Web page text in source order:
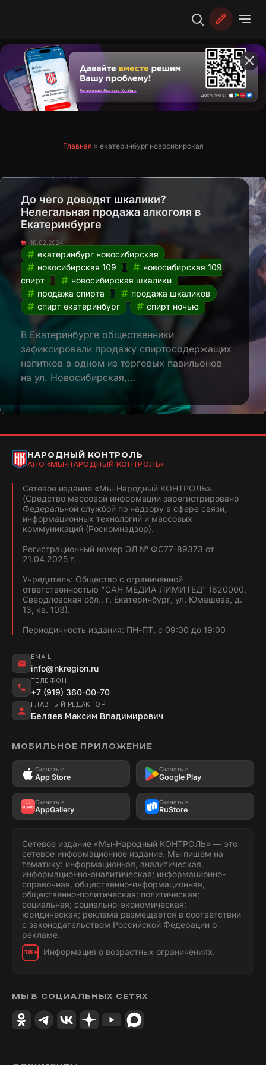
Главная » екатеринбург новосибирская
До чего доводят шкалики?
Нелегальная продажа алкоголя в
Екатеринбурге
16.02.2024
екатеринбург новосибирская
новосибирская 109
новосибирская 109
спирт
новосибирская шкалики
продажа спирта
продажа шкаликов
спирт екатеринбург
спирт ночью
В Екатеринбурге общественники
зафиксировали продажу спиртосодержащих
напитков в одном из торговых павильонов
на ул. Новосибирская,…
НАРОДНЫЙ КОНТРОЛЬ
АНО «МЫ-НАРОДНЫЙ КОНТРОЛЬ»
Сетевое издание «Мы-Народный КОНТРОЛЬ».
(Средство массовой информации зарегистрировано
Федеральной службой по надзору в сфере связи,
информационных технологий и массовых
коммуникаций (Роскомнадзор).
Регистрационный номер ЭЛ № ФС77-89373 от
21.04.2025 г.
Учредитель: Общество с ограниченной
ответственностью "САН МЕДИА ЛИМИТЕД" (620000,
Свердловская обл., г. Екатеринбург, ул. Юмашева, д.
13, кв. 103).
Периодичность издания: ПН-ПТ, с 09:00 до 19:00
EMAIL
info@nkregion.ru
ТЕЛЕФОН
+7 (919) 360-00-70
ГЛАВНЫЙ РЕДАКТОР
Беляев Максим Владимирович
МОБИЛЬНОЕ ПРИЛОЖЕНИЕ
Скачать в
App Store
Скачать в
Google Play
Скачать в
AppGallery
Скачать в
RuStore
Сетевое издание «Мы-Народный КОНТРОЛЬ» — это
сетевое информационное издание. Мы пишем на
тематику: информационная, аналитическая,
информационно-аналитическая; информационно-
справочная, общественно-информационная,
общественно-политическая; политическая;
социальная; социально-экономическая;
юридическая; реклама размещается в соответствии
с законодательством Российской Федерации о
рекламе.
18+ Информация о возрастных ограничениях.
МЫ В СОЦИАЛЬНЫХ СЕТЯХ